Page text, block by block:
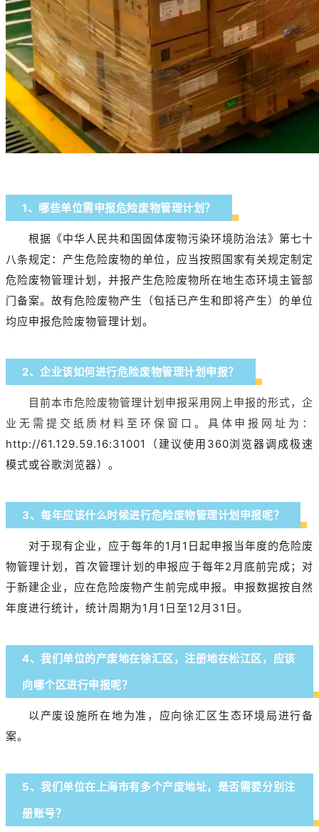
1、哪些单位需申报危险废物管理计划？
根据《中华人民共和国固体废物污染环境防治法》第七十
八条规定：产生危险废物的单位，应当按照国家有关规定制定
危险废物管理计划，并报产生危险废物所在地生态环境主管部
门备案。故有危险废物产生（包括已产生和即将产生）的单位
均应申报危险废物管理计划。
2、企业该如何进行危险废物管理计划申报？
目前本市危险废物管理计划申报采用网上申报的形式，企
业无需提交纸质材料至环保窗口。具体申报网址为：
http://61.129.59.16:31001（建议使用360浏览器调成极速
模式或谷歌浏览器）。
3、每年应该什么时候进行危险废物管理计划申报呢？
对于现有企业，应于每年的1月1日起申报当年度的危险废
物管理计划，首次管理计划的申报应于每年2月底前完成；对
于新建企业，应在危险废物产生前完成申报。申报数据按自然
年度进行统计，统计周期为1月1日至12月31日。
4、我们单位的产废地在徐汇区，注册地在松江区，应该
向哪个区进行申报呢？
以产废设施所在地为准，应向徐汇区生态环境局进行备
案。
5、我们单位在上海市有多个产废地址，是否需要分别注
册账号？